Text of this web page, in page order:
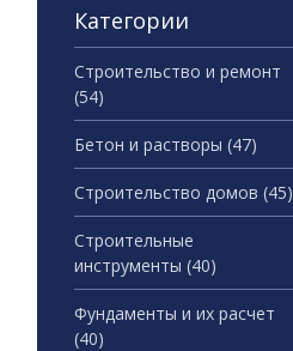
Категории
Строительство и ремонт
(54)
Бетон и растворы (47)
Строительство домов (45)
Строительные
инструменты (40)
Фундаменты и их расчет
(40)